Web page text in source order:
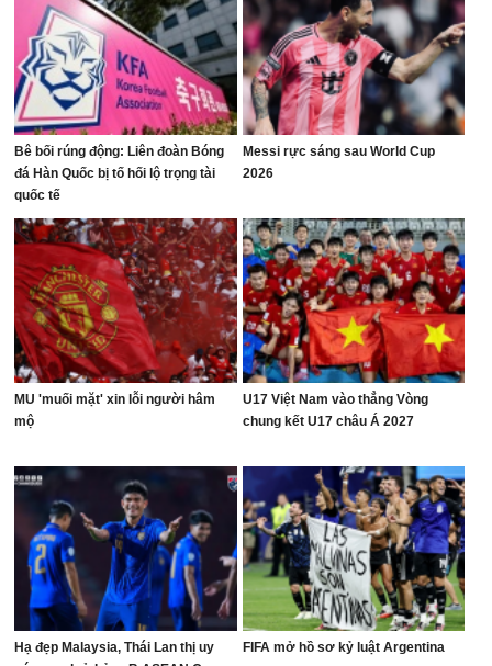
Bê bối rúng động: Liên đoàn Bóng
đá Hàn Quốc bị tố hối lộ trọng tài
quốc tế
Messi rực sáng sau World Cup
2026
MU 'muối mặt' xin lỗi người hâm
mộ
U17 Việt Nam vào thẳng Vòng
chung kết U17 châu Á 2027
Hạ đẹp Malaysia, Thái Lan thị uy
FIFA mở hồ sơ kỷ luật Argentina